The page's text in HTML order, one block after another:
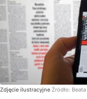
Zdjęcie ilustracyjne Źródło: